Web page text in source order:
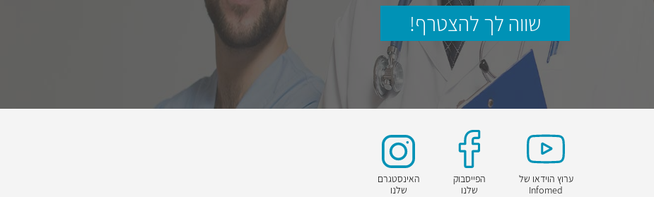
שווה לך להצטרף!
ערוץ הוידאו של
Infomed
הפייסבוק
שלנו
האינסטגרם
שלנו